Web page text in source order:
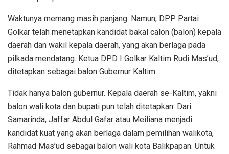
Waktunya memang masih panjang. Namun, DPP Partai
Golkar telah menetapkan kandidat bakal calon (balon) kepala
daerah dan wakil kepala daerah, yang akan berlaga pada
pilkada mendatang. Ketua DPD I Golkar Kaltim Rudi Mas’ud,
ditetapkan sebagai balon Gubernur Kaltim.
Tidak hanya balon gubernur. Kepala daerah se-Kaltim, yakni
balon wali kota dan bupati pun telah ditetapkan. Dari
Samarinda, Jaffar Abdul Gafar atau Meiliana menjadi
kandidat kuat yang akan berlaga dalam pemilihan walikota,
Rahmad Mas’ud sebagai balon wali kota Balikpapan. Untuk